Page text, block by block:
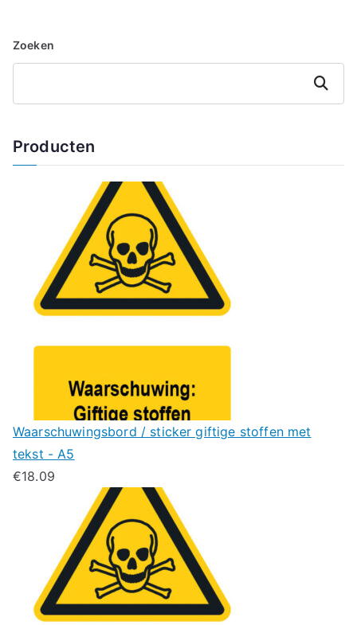
Zoeken
Zoeken
Producten
Waarschuwingsbord / sticker giftige stoffen met
tekst - A5
€18.09